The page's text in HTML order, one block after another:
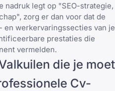
nadruk legt op "SEO-strategie,
zorg er dan voor dat de
en werkervaringssecties van je
prestaties die
vermelden.
die je moet
Cv-